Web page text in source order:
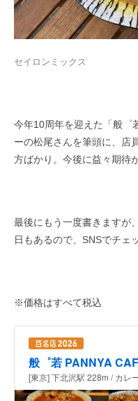
セイロンミックス
今年10周年を迎えた「般゜
ーの松尾さんを筆頭に、店
方ばかり。今後に益々期待
最後にもう一度書きますが
日もあるので、SNSでチェ
※価格はすべて税込
般゜若 PANNYA
[東京] 下北沢駅 228m / カレ